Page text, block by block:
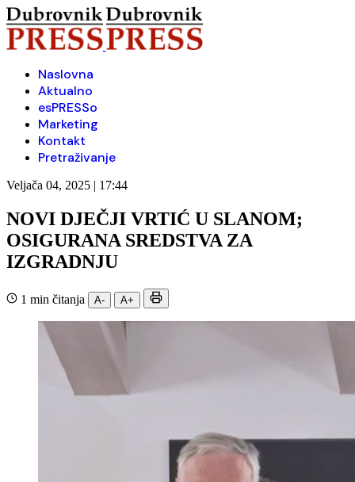
Naslovna
Aktualno
esPRESSo
Marketing
Kontakt
Pretraživanje
Veljača 04, 2025 | 17:44
NOVI DJEČJI VRTIĆ U SLANOM;
OSIGURANA SREDSTVA ZA
IZGRADNJU
1 min čitanja A- A+